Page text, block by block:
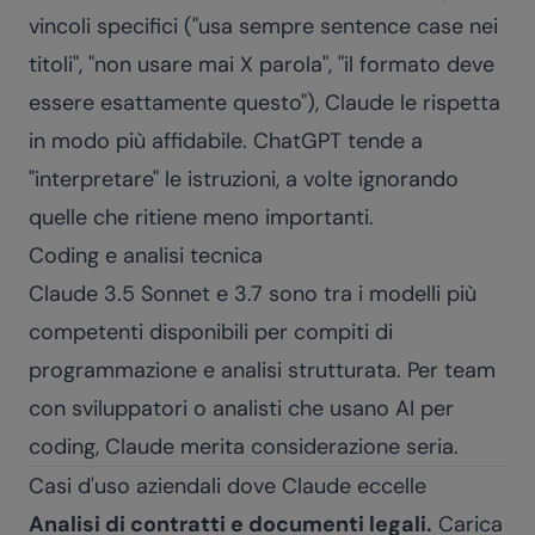
vincoli specifici ("usa sempre sentence case nei
titoli", "non usare mai X parola", "il formato deve
essere esattamente questo"), Claude le rispetta
in modo più affidabile. ChatGPT tende a
"interpretare" le istruzioni, a volte ignorando
quelle che ritiene meno importanti.
Coding e analisi tecnica
Claude 3.5 Sonnet e 3.7 sono tra i modelli più
competenti disponibili per compiti di
programmazione e analisi strutturata. Per team
con sviluppatori o analisti che usano AI per
coding, Claude merita considerazione seria.
Casi d'uso aziendali dove Claude eccelle
Analisi di contratti e documenti legali. Carica